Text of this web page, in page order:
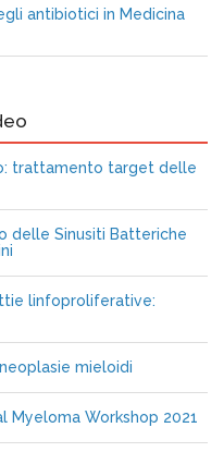
antibiotici in Medicina
trattamento target delle
delle Sinusiti Batteriche
linfoproliferative:
mieloidi
Myeloma Workshop 2021